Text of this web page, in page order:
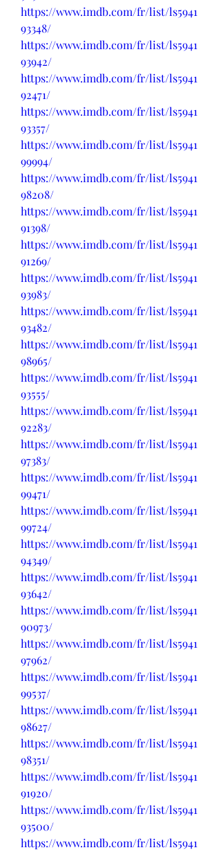
https://www.imdb.com/fr/list/ls5941
93348/
https://www.imdb.com/fr/list/ls5941
93942/
https://www.imdb.com/fr/list/ls5941
92471/
https://www.imdb.com/fr/list/ls5941
93357/
https://www.imdb.com/fr/list/ls5941
99994/
https://www.imdb.com/fr/list/ls5941
98208/
https://www.imdb.com/fr/list/ls5941
91398/
https://www.imdb.com/fr/list/ls5941
91269/
https://www.imdb.com/fr/list/ls5941
93983/
https://www.imdb.com/fr/list/ls5941
93482/
https://www.imdb.com/fr/list/ls5941
98965/
https://www.imdb.com/fr/list/ls5941
93555/
https://www.imdb.com/fr/list/ls5941
92283/
https://www.imdb.com/fr/list/ls5941
97383/
https://www.imdb.com/fr/list/ls5941
99471/
https://www.imdb.com/fr/list/ls5941
99724/
https://www.imdb.com/fr/list/ls5941
94349/
https://www.imdb.com/fr/list/ls5941
93642/
https://www.imdb.com/fr/list/ls5941
90973/
https://www.imdb.com/fr/list/ls5941
97962/
https://www.imdb.com/fr/list/ls5941
99537/
https://www.imdb.com/fr/list/ls5941
98627/
https://www.imdb.com/fr/list/ls5941
98351/
https://www.imdb.com/fr/list/ls5941
91920/
https://www.imdb.com/fr/list/ls5941
93500/
https://www.imdb.com/fr/list/ls5941